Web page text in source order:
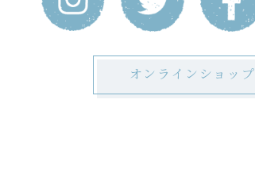
オンラインショップ